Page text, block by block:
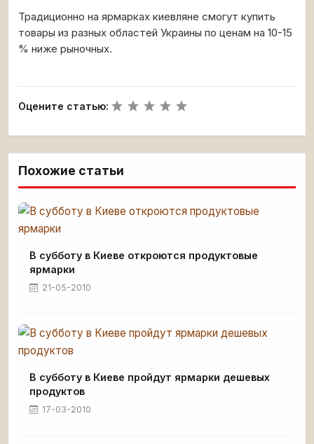
Традиционно на ярмарках киевляне смогут купить
товары из разных областей Украины по ценам на 10-15
% ниже рыночных.
Оцените статью:
Похожие статьи
В субботу в Киеве откроются продуктовые
ярмарки
21-05-2010
В субботу в Киеве пройдут ярмарки дешевых
продуктов
17-03-2010